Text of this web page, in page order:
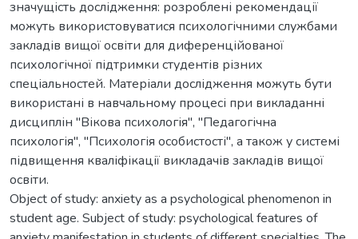
значущість дослідження: розроблені рекомендації
можуть використовуватися психологічними службами
закладів вищої освіти для диференційованої
психологічної підтримки студентів різних
спеціальностей. Матеріали дослідження можуть бути
використані в навчальному процесі при викладанні
дисциплін "Вікова психологія", "Педагогічна
психологія", "Психологія особистості", а також у системі
підвищення кваліфікації викладачів закладів вищої
освіти.
Object of study: anxiety as a psychological phenomenon in
student age. Subject of study: psychological features of